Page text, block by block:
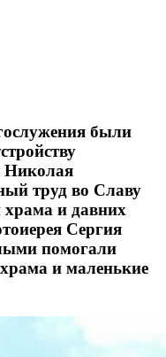
были
Николая
труд во Славу
и давних
Сергия
помогали
и маленькие